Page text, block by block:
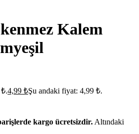
Kalem
4,99 ₺Şu andaki fiyat: 4,99 ₺.
kargo ücretsizdir. Altındaki